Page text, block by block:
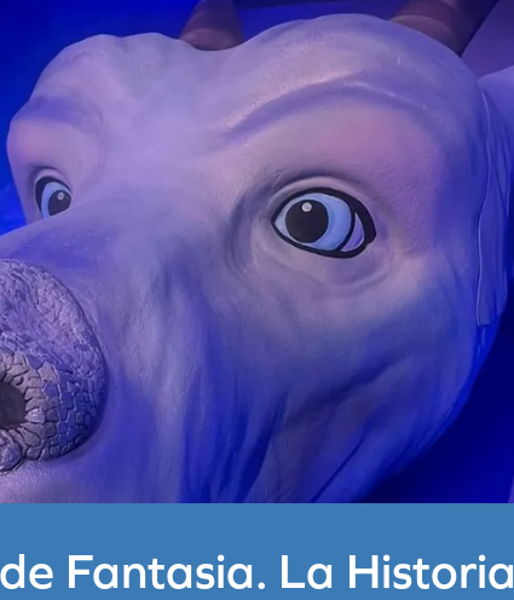
Fantasia. La Historia